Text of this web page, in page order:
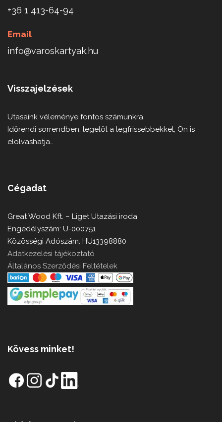
+36 1 413-64-94
Email
info@varoskartyak.hu
Visszajelzések
Utasaink véleménye fontos számunkra.
Időrendi sorrendben, legelöl a legfrissebbekkel, Ön is
elolvashatja…
Cégadat
Great Wood Kft. – Liget Utazási iroda
Engedélyszám: U-000751
Közösségi Adószám: HU13398880
Adatkezelési tájékoztató
Általános Szerződési Feltételek
Kövess minket!